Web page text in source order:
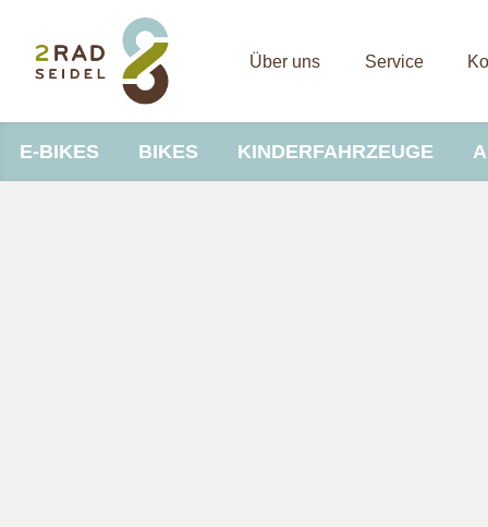
Über uns Service
E-BIKES BIKES KINDERFAHRZEUGE